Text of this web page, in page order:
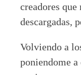
creadores que
descargadas,
Volviendo a
poniendome